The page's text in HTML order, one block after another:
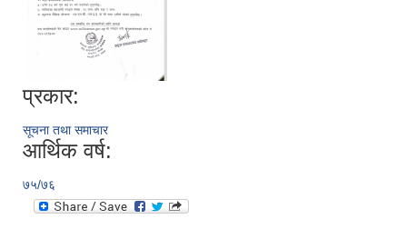
प्रकार:
सूचना तथा समाचार
आर्थिक वर्ष:
७५/७६